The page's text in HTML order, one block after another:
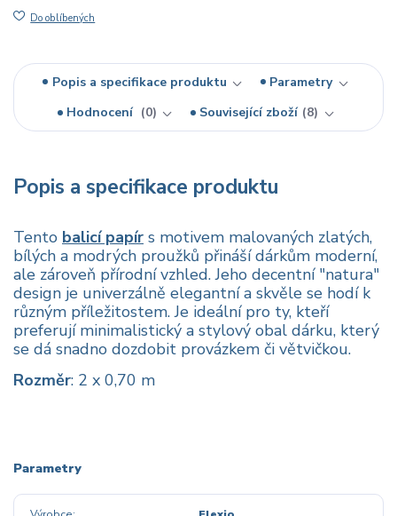
Do oblíbených
Popis a specifikace produktu
Parametry
Hodnocení
0 Související zboží 8
Popis a specifikace produktu
Tento balicí papír s motivem malovaných zlatých,
bílých a modrých proužků přináší dárkům moderní,
ale zároveň přírodní vzhled. Jeho decentní "natura"
design je univerzálně elegantní a skvěle se hodí k
různým příležitostem. Je ideální pro ty, kteří
preferují minimalistický a stylový obal dárku, který
se dá snadno dozdobit provázkem či větvičkou.
Rozměr: 2 x 0,70 m
Parametry